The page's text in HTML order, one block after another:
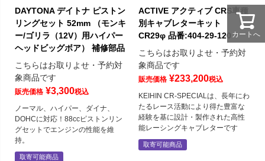
DAYTONA デイトナ ピストン
リングセット 52mm （モンキ
ー/ゴリラ（12V）用ハイパー
ヘッドビッグボア） 補修部品
こちらはお取りよせ・予約対
象商品です
販売価格 ¥3,300税込
ノーマル、ハイパー、ダイナ、
DOHCに対応！88ccピストンリン
グセットでエンジンの性能を維
持。
取寄可能商品
ACTIVE アクティブ CRS車種
別キャブレターキット
CR29φ 品番:404-29-120
こちらはお取りよせ・予約対
象商品です
販売価格 ¥233,200税込
KEIHIN CR-SPECIALは、長年にわ
たるレース活動により得た豊富な
経験を基に設計・製作された高性
能レーシングキャブレターです
取寄可能商品
カートへ